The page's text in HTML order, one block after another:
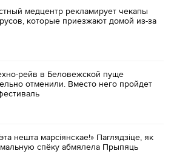
медцентр рекламирует чекапы
которые приезжают домой из-за
рейв в Беловежской пуще
отменили. Вместо него пройдет
нешта марсіянскае!» Паглядзіце, як
спёку абмялела Прыпяць